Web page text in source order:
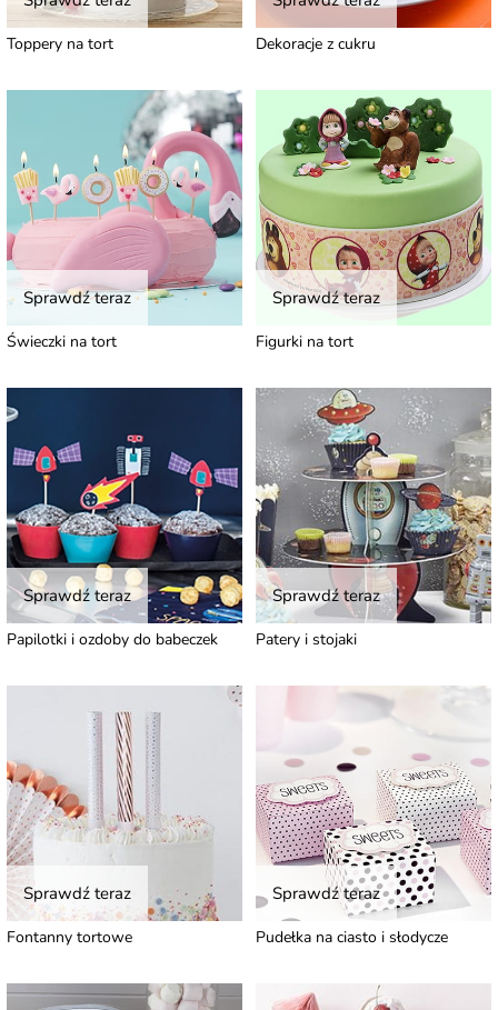
Toppery na tort Dekoracje z cukru
Sprawdź teraz
Świeczki na tort
Sprawdź teraz
Figurki na tort
Sprawdź teraz
Papilotki i ozdoby do babeczek
Sprawdź teraz
Patery i stojaki
Sprawdź teraz
Fontanny tortowe
Sprawdź teraz
Pudełka na ciasto i słodycze